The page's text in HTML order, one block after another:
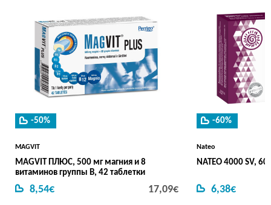
-50%
MAGVIT
MAGVIT ПЛЮС, 500 мг магния и 8
витаминов группы В, 42 таблетки
8,54€ 17,09€
-60%
Nateo
NATEO 4000 SV, 60
6,38€